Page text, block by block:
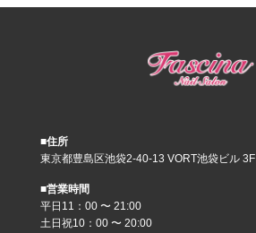
■住所
東京都豊島区池袋2-40-13 VORT池袋ビル 3F
■営業時間
平日11：00 〜 21:00
土日祝10：00 〜 20:00